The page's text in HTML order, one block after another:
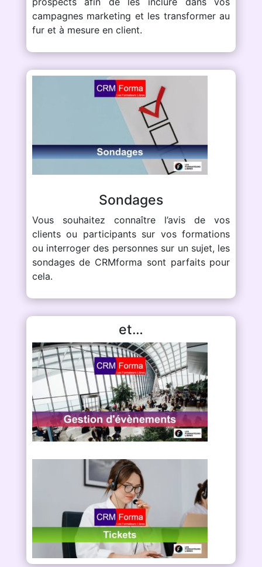
campagnes marketing et les transformer au
fur et à mesure en client.
Sondages
Vous souhaitez connaître l’avis de vos
clients ou participants sur vos formations
ou interroger des personnes sur un sujet, les
sondages de CRMforma sont parfaits pour
cela.
et…